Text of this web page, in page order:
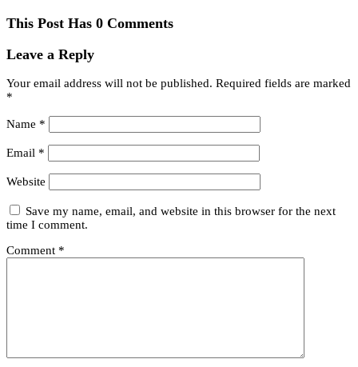
This Post Has 0 Comments
Leave a Reply
Your email address will not be published. Required fields are marked
*
Name *
Email *
Website
Save my name, email, and website in this browser for the next
time I comment.
Comment *